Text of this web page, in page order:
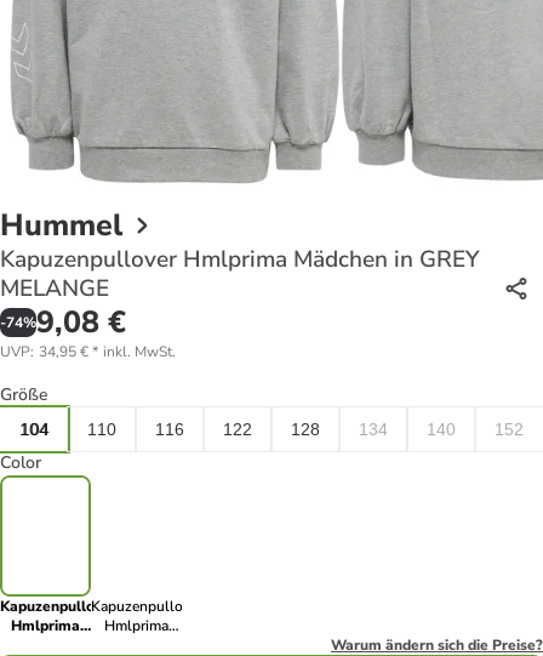
Hummel
Kapuzenpullover Hmlprima Mädchen in GREY
MELANGE
-74%9,08 €
UVP: 34,95 €* inkl. MwSt.
Größe
104 110 116 122 128 134 140 152
Color
Kapuzenpullover
Hmlprima
Kapuzenpullover
Hmlprima
Warum ändern sich die Preise?